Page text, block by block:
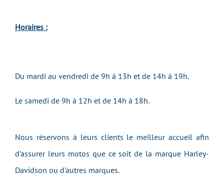
Horaires :
Du mardi au vendredi de 9h à 13h et de 14h à 19h.
Le samedi de 9h à 12h et de 14h à 18h.
Nous réservons à leurs clients le meilleur accueil afin
d'assurer leurs motos que ce soit de la marque Harley-
Davidson ou d'autres marques.